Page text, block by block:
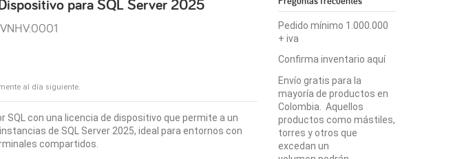
para SQL Server 2025
al día siguiente.
SQL con una licencia de dispositivo que permite a un
de SQL Server 2025, ideal para entornos con
compartidos.
Pedido mínimo 1.000.000
+ iva
Confirma inventario aquí
Envío gratis para la
mayoría de productos en
Colombia. Aquellos
productos como mástiles,
torres y otros que
excedan un